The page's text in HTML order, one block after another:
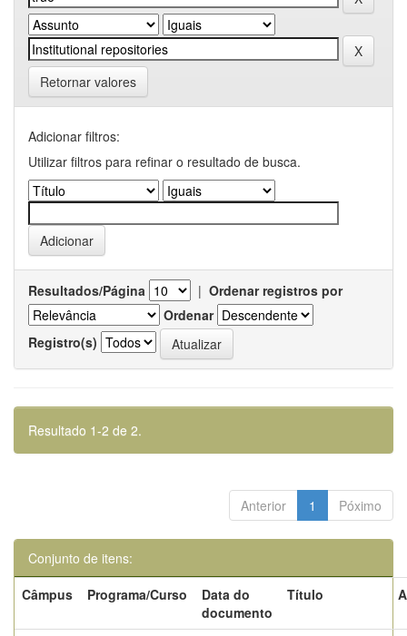
Retornar valores
Adicionar filtros:
Utilizar filtros para refinar o resultado de busca.
Resultados/Página | Ordenar registros por
Ordenar
Registro(s)
Resultado 1-2 de 2.
Anterior 1 Póximo
Conjunto de itens:
Câmpus
Programa/Curso
Data do
documento
Título